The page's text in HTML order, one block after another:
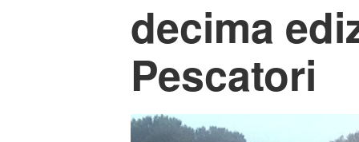
decima
Pescatori